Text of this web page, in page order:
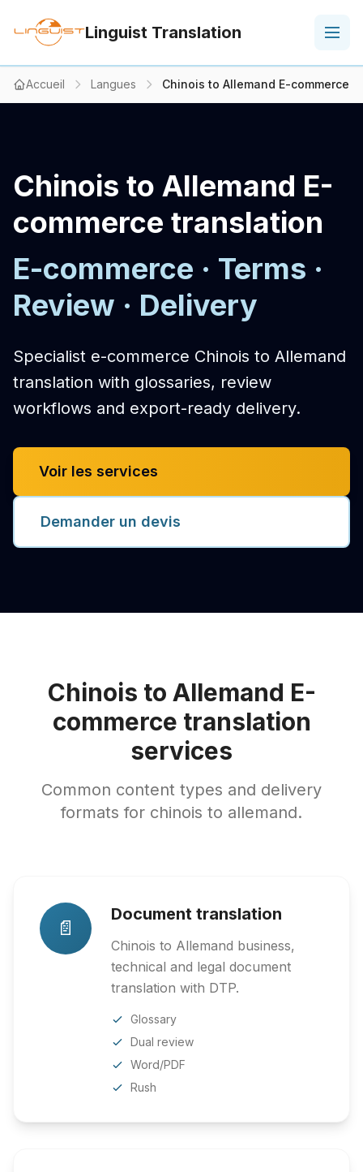
Linguist Translation
Accueil Langues Chinois to Allemand E-commerce
Chinois to Allemand E-
commerce translation
E-commerce · Terms ·
Review · Delivery
Specialist e-commerce Chinois to Allemand
translation with glossaries, review
workflows and export-ready delivery.
Voir les services
Demander un devis
Chinois to Allemand E-
commerce translation
services
Common content types and delivery
formats for chinois to allemand.
📄
Document translation
Chinois to Allemand business,
technical and legal document
translation with DTP.
Glossary
Dual review
Word/PDF
Rush